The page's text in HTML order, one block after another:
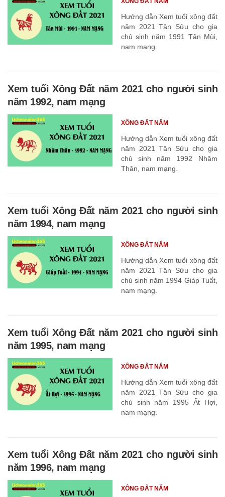
Hướng dẫn Xem tuổi xông đất
năm 2021 Tân Sửu cho gia
chủ sinh năm 1991 Tân Mùi,
nam mạng.
Xem tuổi Xông Đất năm 2021 cho người sinh
năm 1992, nam mạng
Hướng dẫn Xem tuổi xông đất
năm 2021 Tân Sửu cho gia
chủ sinh năm 1992 Nhâm
Thân, nam mạng.
XÔNG ĐẤT NĂM
Xem tuổi Xông Đất năm 2021 cho người sinh
năm 1994, nam mạng
Hướng dẫn Xem tuổi xông đất
năm 2021 Tân Sửu cho gia
chủ sinh năm 1994 Giáp Tuất,
nam mạng.
XÔNG ĐẤT NĂM
Xem tuổi Xông Đất năm 2021 cho người sinh
năm 1995, nam mạng
Hướng dẫn Xem tuổi xông đất
năm 2021 Tân Sửu cho gia
chủ sinh năm 1995 Ất Hợi,
nam mạng.
XÔNG ĐẤT NĂM
Xem tuổi Xông Đất năm 2021 cho người sinh
năm 1996, nam mạng
XÔNG ĐẤT NĂM